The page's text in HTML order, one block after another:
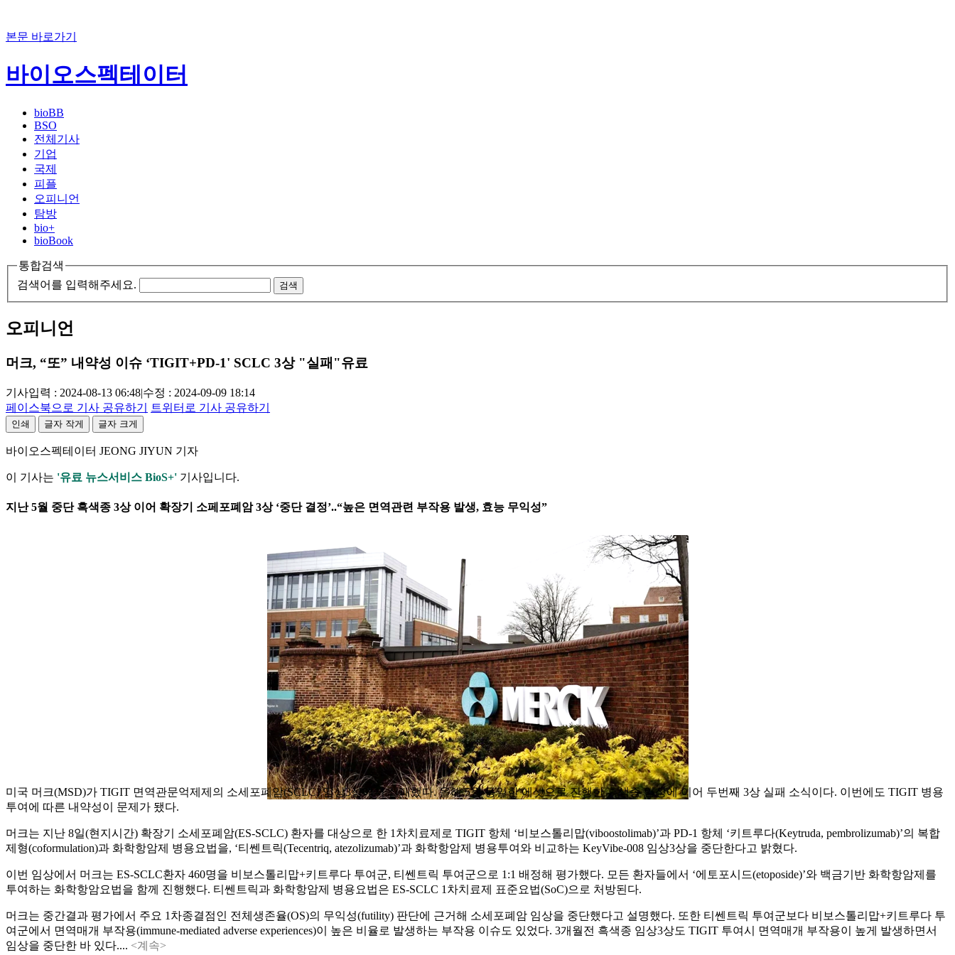
본문 바로가기
바이오스펙테이터
bioBB
BSO
전체기사
기업
국제
피플
오피니언
탐방
bio+
bioBook
통합검색
검색어를 입력해주세요.
검색
오피니언
머크, “또” 내약성 이슈 ‘TIGIT+PD-1' SCLC 3상 "실패"유료
기사입력 : 2024-08-13 06:48|수정 : 2024-09-09 18:14
페이스북으로 기사 공유하기
트위터로 기사 공유하기
인쇄 글자 작게 글자 크게
바이오스펙테이터 JEONG JIYUN 기자
이 기사는 '유료 뉴스서비스 BioS+' 기사입니다.
지난 5월 중단 흑색종 3상 이어 확장기 소페포폐암 3상 ‘중단 결정’..“높은 면역관련 부작용 발생, 효능 무익성”
미국 머크(MSD)가 TIGIT 면역관문억제제의 소세포폐암(SCLC) 임상3상에서 실패했다. 올해 5월 동일한 에셋으로 진행한 흑색종 임상에 이어 두번째 3상 실패 소식이다. 이번에도 TIGIT 병용
투여에 따른 내약성이 문제가 됐다.
머크는 지난 8일(현지시간) 확장기 소세포폐암(ES-SCLC) 환자를 대상으로 한 1차치료제로 TIGIT 항체 ‘비보스톨리맙(viboostolimab)’과 PD-1 항체 ‘키트루다(Keytruda, pembrolizumab)’의 복합
제형(coformulation)과 화학항암제 병용요법을, ‘티쎈트릭(Tecentriq, atezolizumab)’과 화학항암제 병용투여와 비교하는 KeyVibe-008 임상3상을 중단한다고 밝혔다.
이번 임상에서 머크는 ES-SCLC환자 460명을 비보스톨리맙+키트루다 투여군, 티쎈트릭 투여군으로 1:1 배정해 평가했다. 모든 환자들에서 ‘에토포시드(etoposide)’와 백금기반 화학항암제를
투여하는 화학항암요법을 함께 진행했다. 티쎈트릭과 화학항암제 병용요법은 ES-SCLC 1차치료제 표준요법(SoC)으로 처방된다.
머크는 중간결과 평가에서 주요 1차종결점인 전체생존율(OS)의 무익성(futility) 판단에 근거해 소세포폐암 임상을 중단했다고 설명했다. 또한 티쎈트릭 투여군보다 비보스톨리맙+키트루다 투
여군에서 면역매개 부작용(immune-mediated adverse experiences)이 높은 비율로 발생하는 부작용 이슈도 있었다. 3개월전 흑색종 임상3상도 TIGIT 투여시 면역매개 부작용이 높게 발생하면서
임상을 중단한 바 있다.... <계속>